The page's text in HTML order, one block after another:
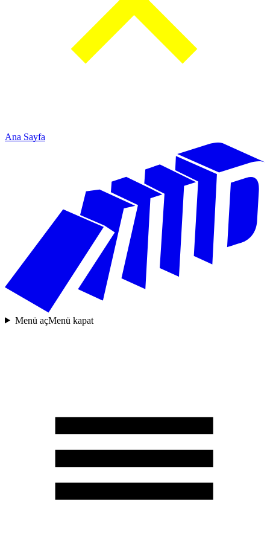
Ana Sayfa
Menü açMenü kapat